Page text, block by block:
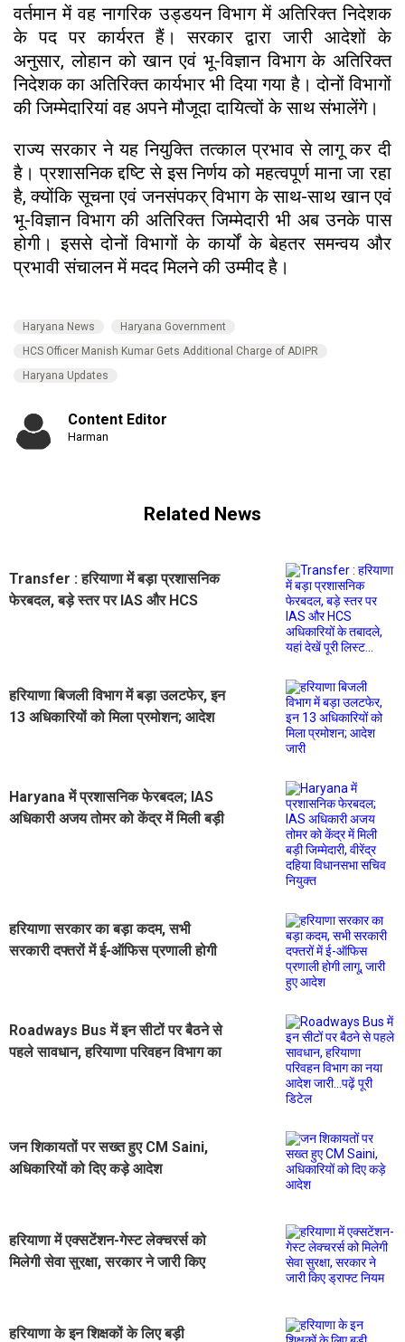
वर्तमान में वह नागरिक उड्डयन विभाग में अतिरिक्त निदेशक
के पद पर कार्यरत हैं। सरकार द्वारा जारी आदेशों के
अनुसार, लोहान को खान एवं भू-विज्ञान विभाग के अतिरिक्त
निदेशक का अतिरिक्त कार्यभार भी दिया गया है। दोनों विभागों
की जिम्मेदारियां वह अपने मौजूदा दायित्वों के साथ संभालेंगे।
राज्य सरकार ने यह नियुक्ति तत्काल प्रभाव से लागू कर दी
है। प्रशासनिक द्दष्टि से इस निर्णय को महत्वपूर्ण माना जा रहा
है, क्योंकि सूचना एवं जनसंपकर् विभाग के साथ-साथ खान एवं
भू-विज्ञान विभाग की अतिरिक्त जिम्मेदारी भी अब उनके पास
होगी। इससे दोनों विभागों के कार्यों के बेहतर समन्वय और
प्रभावी संचालन में मदद मिलने की उम्मीद है।
Haryana News
Haryana Government
HCS Officer Manish Kumar Gets Additional Charge of ADIPR
Haryana Updates
Content Editor
Harman
Related News
Transfer : हरियाणा में बड़ा प्रशासनिक
फेरबदल, बड़े स्तर पर IAS और HCS
हरियाणा बिजली विभाग में बड़ा उलटफेर, इन
13 अधिकारियों को मिला प्रमोशन; आदेश
Haryana में प्रशासनिक फेरबदल; IAS
अधिकारी अजय तोमर को केंद्र में मिली बड़ी
हरियाणा सरकार का बड़ा कदम, सभी
सरकारी दफ्तरों में ई-ऑफिस प्रणाली होगी
Roadways Bus में इन सीटों पर बैठने से
पहले सावधान, हरियाणा परिवहन विभाग का
जन शिकायतों पर सख्त हुए CM Saini,
अधिकारियों को दिए कड़े आदेश
हरियाणा में एक्सटेंशन-गेस्ट लेक्चरर्स को
मिलेगी सेवा सुरक्षा, सरकार ने जारी किए
हरियाणा के इन शिक्षकों के लिए बड़ी